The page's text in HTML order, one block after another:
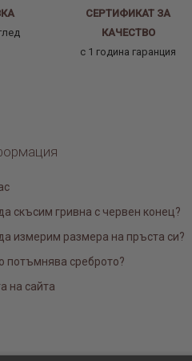
СЕРТИФИКАТ ЗА
КАЧЕСТВО
с 1 година гаранция
скъсим гривна с червен конец?
измерим размера на пръста си?
потъмнява среброто?
на сайта